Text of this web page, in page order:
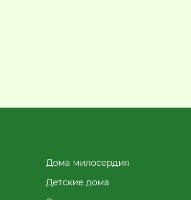
Дома милосердия
Детские дома